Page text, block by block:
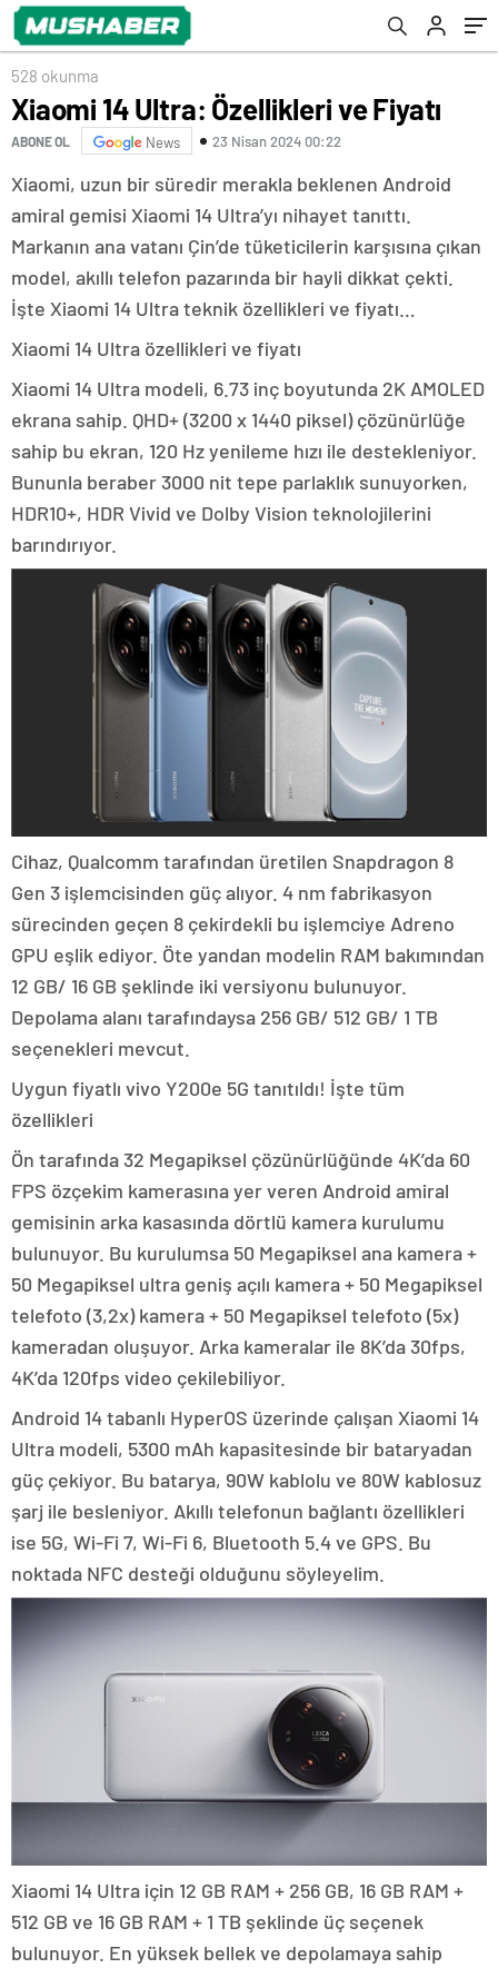
528 okunma
Xiaomi 14 Ultra: Özellikleri ve Fiyatı
ABONE OL News 23 Nisan 2024 00:22
Xiaomi, uzun bir süredir merakla beklenen Android
amiral gemisi Xiaomi 14 Ultra’yı nihayet tanıttı.
Markanın ana vatanı Çin’de tüketicilerin karşısına çıkan
model, akıllı telefon pazarında bir hayli dikkat çekti.
İşte Xiaomi 14 Ultra teknik özellikleri ve fiyatı…
Xiaomi 14 Ultra özellikleri ve fiyatı
Xiaomi 14 Ultra modeli, 6.73 inç boyutunda 2K AMOLED
ekrana sahip. QHD+ (3200 x 1440 piksel) çözünürlüğe
sahip bu ekran, 120 Hz yenileme hızı ile destekleniyor.
Bununla beraber 3000 nit tepe parlaklık sunuyorken,
HDR10+, HDR Vivid ve Dolby Vision teknolojilerini
barındırıyor.
Cihaz, Qualcomm tarafından üretilen Snapdragon 8
Gen 3 işlemcisinden güç alıyor. 4 nm fabrikasyon
sürecinden geçen 8 çekirdekli bu işlemciye Adreno
GPU eşlik ediyor. Öte yandan modelin RAM bakımından
12 GB/ 16 GB şeklinde iki versiyonu bulunuyor.
Depolama alanı tarafındaysa 256 GB/ 512 GB/ 1 TB
seçenekleri mevcut.
Uygun fiyatlı vivo Y200e 5G tanıtıldı! İşte tüm
özellikleri
Ön tarafında 32 Megapiksel çözünürlüğünde 4K’da 60
FPS özçekim kamerasına yer veren Android amiral
gemisinin arka kasasında dörtlü kamera kurulumu
bulunuyor. Bu kurulumsa 50 Megapiksel ana kamera +
50 Megapiksel ultra geniş açılı kamera + 50 Megapiksel
telefoto (3,2x) kamera + 50 Megapiksel telefoto (5x)
kameradan oluşuyor. Arka kameralar ile 8K’da 30fps,
4K’da 120fps video çekilebiliyor.
Android 14 tabanlı HyperOS üzerinde çalışan Xiaomi 14
Ultra modeli, 5300 mAh kapasitesinde bir bataryadan
güç çekiyor. Bu batarya, 90W kablolu ve 80W kablosuz
şarj ile besleniyor. Akıllı telefonun bağlantı özellikleri
ise 5G, Wi-Fi 7, Wi-Fi 6, Bluetooth 5.4 ve GPS. Bu
noktada NFC desteği olduğunu söyleyelim.
Xiaomi 14 Ultra için 12 GB RAM + 256 GB, 16 GB RAM +
512 GB ve 16 GB RAM + 1 TB şeklinde üç seçenek
bulunuyor. En yüksek bellek ve depolamaya sahip